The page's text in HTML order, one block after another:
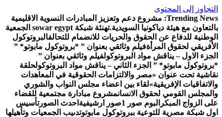
إلى المحتوى
Trending مشروع دعم وتعزيز المبادرات النسوية الاقليمية
مع هيئة دياكونيا السويدية.
تهنئة شبكة sowar egypt الجمعية
للدفاع عن الحقوق والحريات للانضمام للتحالفالبروتوكول
لحقوق المرأة فيلم وثائقي بعنوان ” *بروتوكول مابوتو* ”
الاول – يناقش مواد البروتوكولفيلم وثائقي بعنوان ”
مابوتو* ” الجزء الثاني – يناقش مواد البروتوكولحلقة
تحت عنوان «مصر والالتزامات الحقوقية في المعاهدات
الإفريقية»لقاء بين اعضاء مجلس النواب والشوري
القومي لحقوق الانسانمشروع مبادارة مجتمعية للقضاء
الزواج المبكرالبوم صور 1 صور ارشيفيةاحدث الصورتأسيس
شبكة مصرية للتوعية ببروتوكول مابوتوتدىيب الجمعيات وتأهيلها